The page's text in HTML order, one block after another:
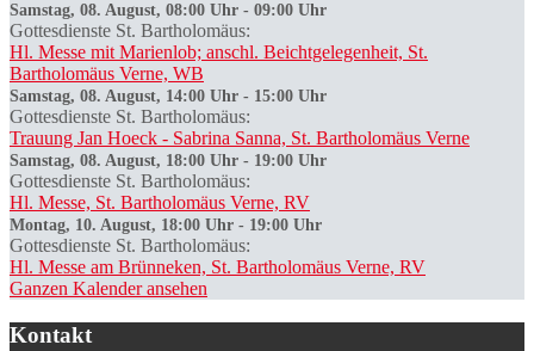
Samstag, 08. August, 08:00 Uhr - 09:00 Uhr
Gottesdienste St. Bartholomäus:
Hl. Messe mit Marienlob; anschl. Beichtgelegenheit, St.
Bartholomäus Verne, WB
Samstag, 08. August, 14:00 Uhr - 15:00 Uhr
Gottesdienste St. Bartholomäus:
Trauung Jan Hoeck - Sabrina Sanna, St. Bartholomäus Verne
Samstag, 08. August, 18:00 Uhr - 19:00 Uhr
Gottesdienste St. Bartholomäus:
Hl. Messe, St. Bartholomäus Verne, RV
Montag, 10. August, 18:00 Uhr - 19:00 Uhr
Gottesdienste St. Bartholomäus:
Hl. Messe am Brünneken, St. Bartholomäus Verne, RV
Ganzen Kalender ansehen
Kontakt